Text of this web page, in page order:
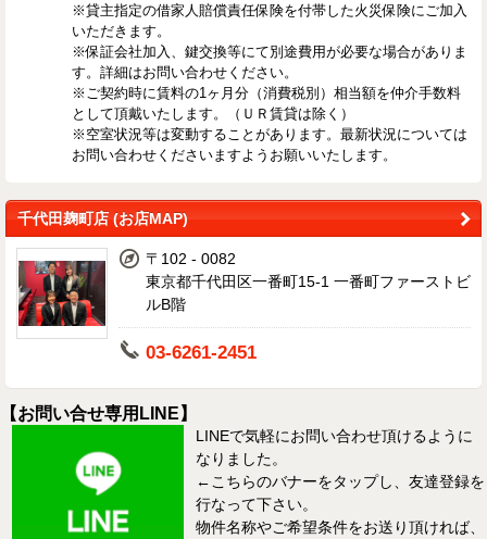
※貸主指定の借家人賠償責任保険を付帯した火災保険にご加入
いただきます。
※保証会社加入、鍵交換等にて別途費用が必要な場合がありま
す。詳細はお問い合わせください。
※ご契約時に賃料の1ヶ月分（消費税別）相当額を仲介手数料
として頂戴いたします。（ＵＲ賃貸は除く）
※空室状況等は変動することがあります。最新状況については
お問い合わせくださいますようお願いいたします。
千代田麹町店 (お店MAP)
〒102 - 0082
東京都千代田区一番町15-1 一番町ファーストビ
ルB階
03-6261-2451
【お問い合せ専用LINE】
LINEで気軽にお問い合わせ頂けるように
なりました。
←こちらのバナーをタップし、友達登録を
行なって下さい。
物件名称やご希望条件をお送り頂ければ、